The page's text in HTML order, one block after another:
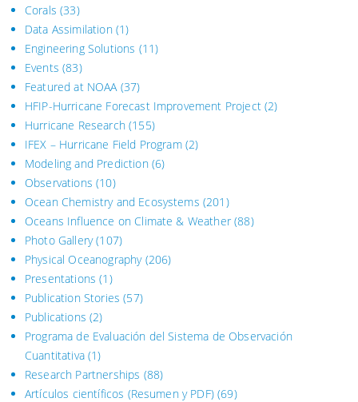
Corals (33)
Data Assimilation(1)
Engineering Solutions (11)
Events (83)
Featured at NOAA(37)
HFIP-Hurricane Forecast Improvement Project(2)
Hurricane Research(155)
IFEX – Hurricane Field Program(2)
Modeling and Prediction(6)
Observations (10)
Ocean Chemistry and Ecosystems (201)
Oceans Influence on Climate & Weather(88)
Photo Gallery(107)
Physical Oceanography(206)
Presentations (1)
Publication Stories (57)
Publications (2)
Programa de Evaluación del Sistema de Observación
Cuantitativa (1)
Research Partnerships (88)
Artículos científicos (Resumen y PDF)(69)